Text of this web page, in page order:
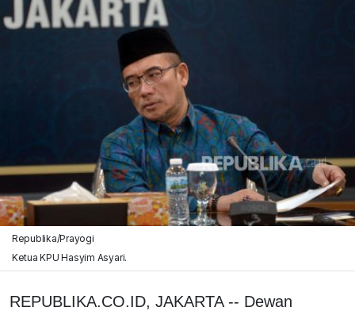
Republika/Prayogi
Ketua KPU Hasyim Asyari.
REPUBLIKA.CO.ID, JAKARTA -- Dewan